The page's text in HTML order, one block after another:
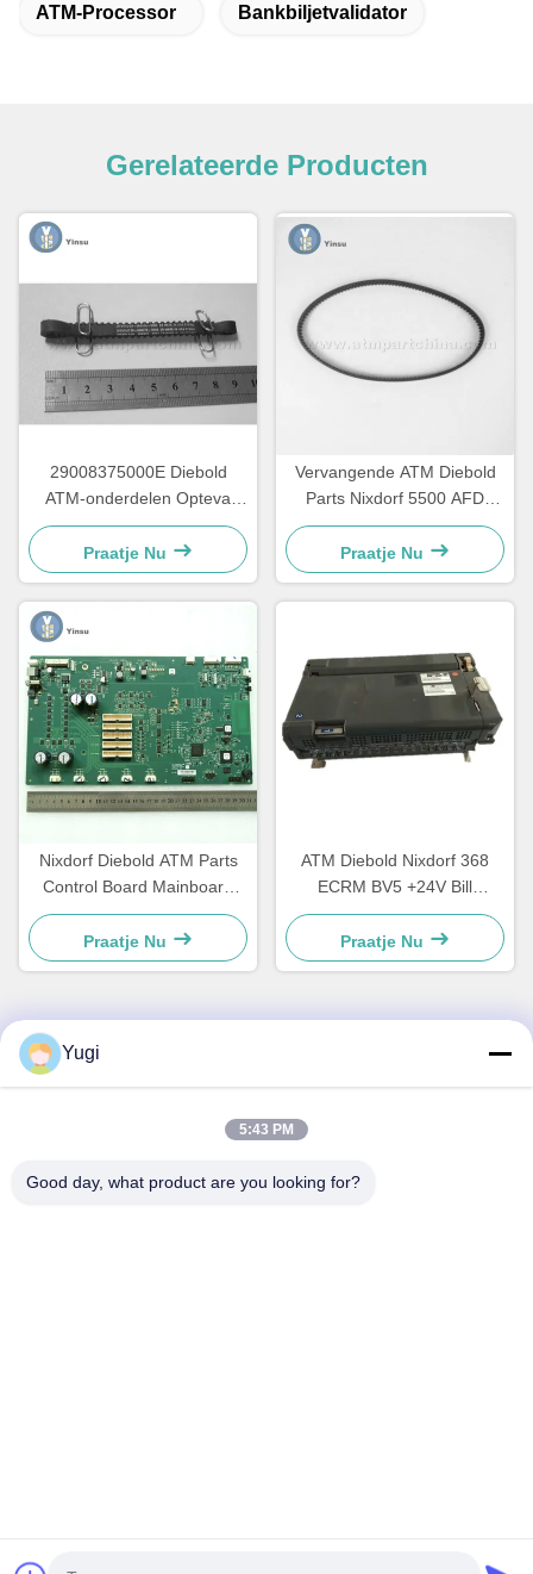
ATM-Processor Bankbiljetvalidator
Gerelateerde Producten
29008375000E Diebold
ATM-onderdelen Opteva
Timing Belt Transport Belt
67T
Praatje Nu
Vervangende ATM Diebold
Parts Nixdorf 5500 AFD
445T Transportgordel
2900837500AH
Praatje Nu
Nixdorf Diebold ATM Parts
Control Board Mainboard
CCA Discovery
49242480000B
Praatje Nu
ATM Diebold Nixdorf 368
ECRM BV5 +24V Bill
Acceptor Validator Parts
49238415000A
Praatje Nu
Snel contact
Xingye EastRoad, Shunjiang Community Industrial Park,
Yugi
5:43 PM
Good day, what product are you looking for?